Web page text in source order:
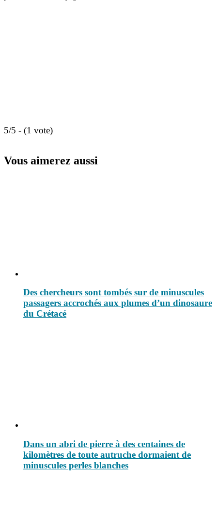
5/5 - (1 vote)
Vous aimerez aussi
Des chercheurs sont tombés sur de minuscules
passagers accrochés aux plumes d’un dinosaure
du Crétacé
Dans un abri de pierre à des centaines de
kilomètres de toute autruche dormaient de
minuscules perles blanches